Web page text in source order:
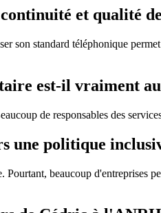
et qualité
son standard téléphonique
est-il vraiment
de responsables des
une politique
Pourtant, beaucoup